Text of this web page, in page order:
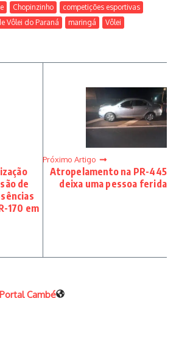
Chopinzinho
competições esportivas
Vôlei do Paraná maringá Vôlei
de
170 em
Próximo Artigo
Atropelamento na PR-445
deixa uma pessoa ferida
Cambé